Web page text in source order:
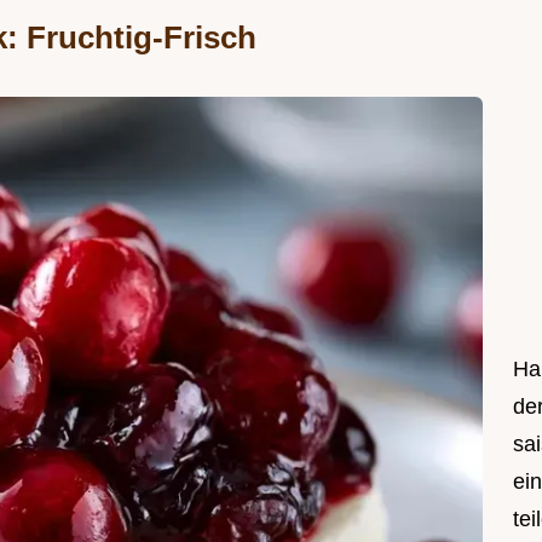
Fruchtig-Frisch